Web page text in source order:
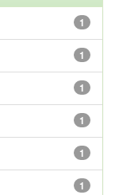
1
1
1
1
1
1